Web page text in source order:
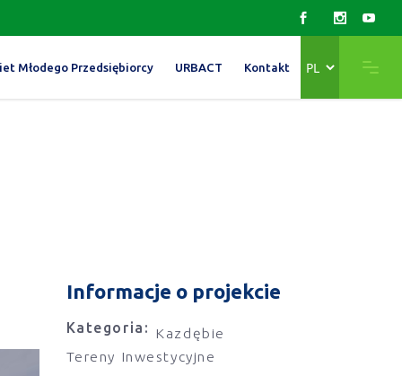
Młodego Przedsiębiorcy URBACT Kontakt
język
Informacje o projekcie
Kategoria: Kazdębie
Tereny Inwestycyjne